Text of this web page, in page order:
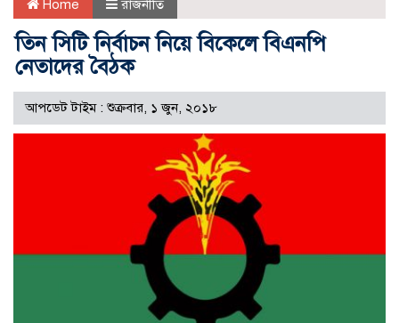
Home রাজনীতি
তিন সিটি নির্বাচন নিয়ে বিকেলে বিএনপি
নেতাদের বৈঠক
আপডেট টাইম : শুক্রবার, ১ জুন, ২০১৮